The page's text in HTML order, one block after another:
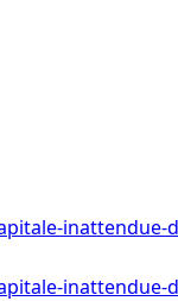
inattendue-
inattendue-